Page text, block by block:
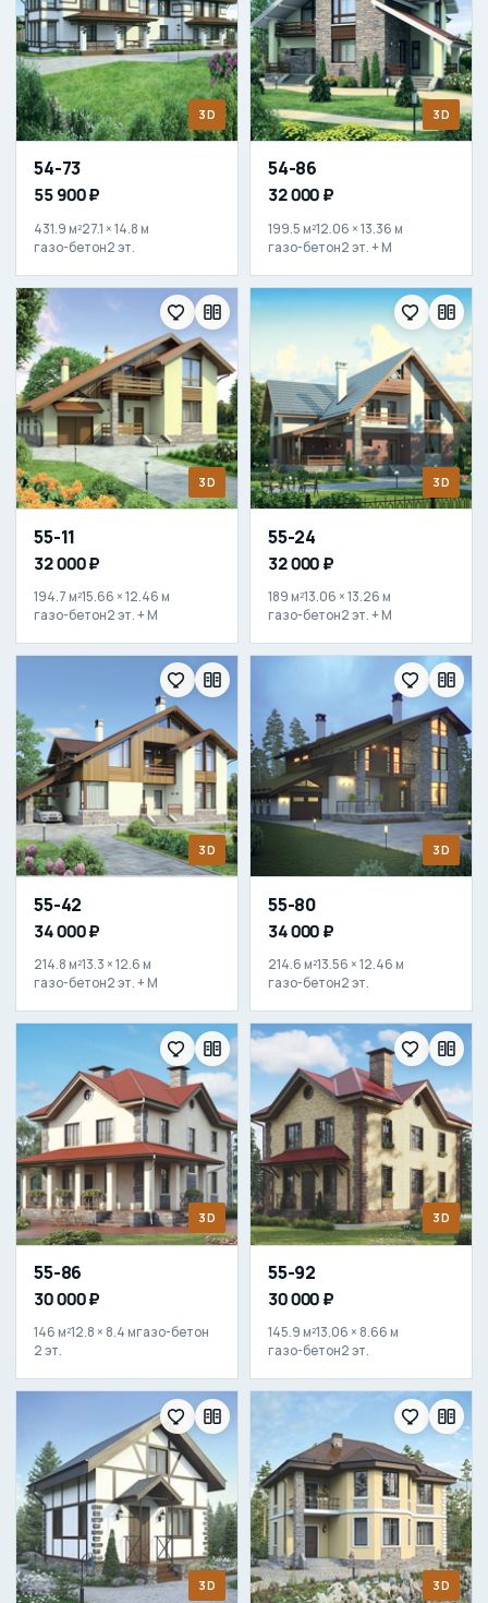
3D
54-73
55 900 ₽
431.9 м²27.1 × 14.8 м
газо-бетон2 эт.
3D
54-86
32 000 ₽
199.5 м²12.06 × 13.36 м
газо-бетон2 эт. + М
3D
55-11
32 000 ₽
194.7 м²15.66 × 12.46 м
газо-бетон2 эт. + М
3D
55-24
32 000 ₽
189 м²13.06 × 13.26 м
газо-бетон2 эт. + М
3D
55-42
34 000 ₽
214.8 м²13.3 × 12.6 м
газо-бетон2 эт. + М
3D
55-80
34 000 ₽
214.6 м²13.56 × 12.46 м
газо-бетон2 эт.
3D
55-86
30 000 ₽
146 м²12.8 × 8.4 мгазо-бетон
2 эт.
3D
55-92
30 000 ₽
145.9 м²13.06 × 8.66 м
газо-бетон2 эт.
3D 3D